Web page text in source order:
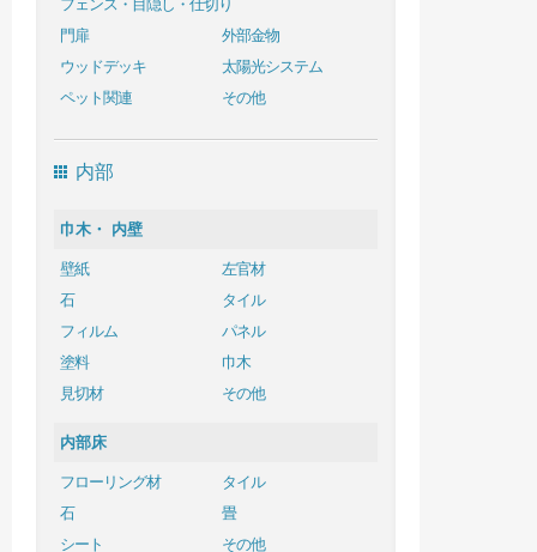
フェンス・目隠し・仕切り
門扉
外部金物
ウッドデッキ
太陽光システム
ペット関連
その他
内部
巾木・ 内壁
壁紙
左官材
石
タイル
フィルム
パネル
塗料
巾木
見切材
その他
内部床
フローリング材
タイル
石
畳
シート
その他